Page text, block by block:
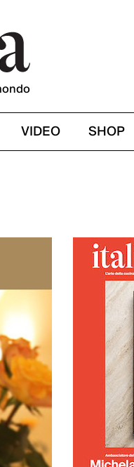
VIDEO SHOP